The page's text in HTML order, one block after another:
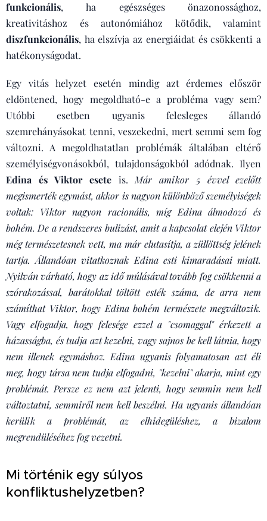
funkcionális, ha egészséges önazonossághoz,
kreativitáshoz és autonómiához kötődik, valamint
diszfunkcionális, ha elszívja az energiáidat és csökkenti a
hatékonyságodat.
Egy vitás helyzet esetén mindig azt érdemes először
eldöntened, hogy megoldható-e a probléma vagy sem?
Utóbbi esetben ugyanis felesleges állandó
szemrehányásokat tenni, veszekedni, mert semmi sem fog
változni. A megoldhatatlan problémák általában eltérő
személyiségvonásokból, tulajdonságokból adódnak. Ilyen
Edina és Viktor eseteis.Már amikor 5 évvel ezelőtt
megismerték egymást, akkor is nagyon különböző személyiségek
voltak: Viktor nagyon racionális, míg Edina álmodozó és
bohém. De a rendszeres bulizást, amit a kapcsolat elején Viktor
még természetesnek vett, ma már elutasítja, a züllöttség jelének
tartja. Állandóan vitatkoznak Edina esti kimaradásai miatt.
Nyilván várható, hogy az idő múlásával tovább fog csökkenni a
szórakozással, barátokkal töltött esték száma, de arra nem
számíthat Viktor, hogy Edina bohém természete megváltozik.
Vagy elfogadja, hogy felesége ezzel a "csomaggal" érkezett a
házasságba, és tudja azt kezelni, vagy sajnos be kell látnia, hogy
nem illenek egymáshoz. Edina ugyanis folyamatosan azt éli
meg, hogy társa nem tudja elfogadni, "kezelni" akarja, mint egy
problémát. Persze ez nem azt jelenti, hogy semmin nem kell
változtatni, semmiről nem kell beszélni. Ha ugyanis állandóan
kerülik a problémát, az elhidegüléshez, a bizalom
megrendüléséhez fog vezetni.
Mi történik egy súlyos
konfliktushelyzetben?